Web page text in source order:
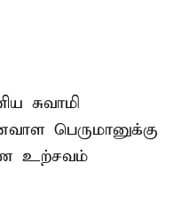
சுவாமி
பெருமானுக்கு
உற்சவம்